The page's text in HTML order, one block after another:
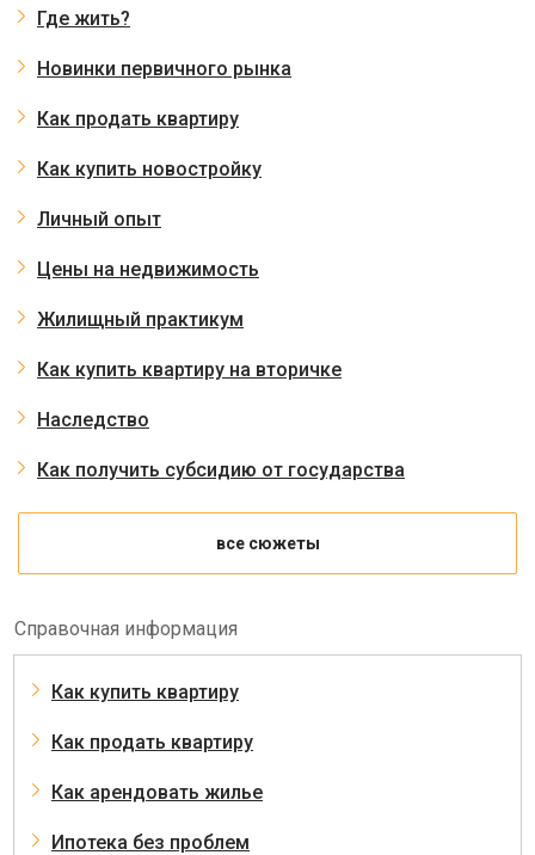
Где жить?
Новинки первичного рынка
Как продать квартиру
Как купить новостройку
Личный опыт
Цены на недвижимость
Жилищный практикум
Как купить квартиру на вторичке
Наследство
Как получить субсидию от государства
все сюжеты
Справочная информация
Как купить квартиру
Как продать квартиру
Как арендовать жилье
Ипотека без проблем